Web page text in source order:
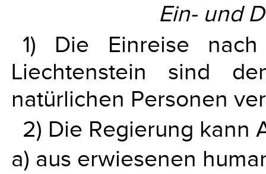
Ein- und
1) Die Einreise
Liechtenstein sind
natürlichen Personen
2) Die Regierung kann
a) aus erwiesenen